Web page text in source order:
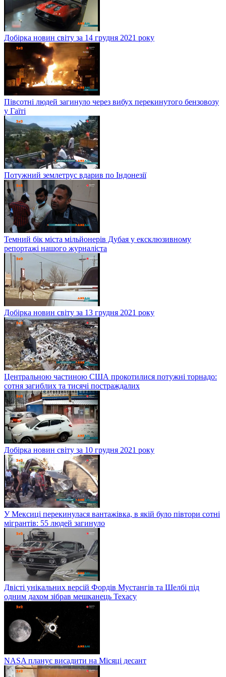
Добірка новин світу за 14 грудня 2021 року
Півсотні людей загинуло через вибух перекинутого бензовозу
у Гаїті
Потужний землетрус вдарив по Індонезії
Темний бік міста мільйонерів Дубая у ексклюзивному
репортажі нашого журналіста
Добірка новин світу за 13 грудня 2021 року
Центральною частиною США прокотилися потужні торнадо:
сотня загиблих та тисячі постраждалих
Добірка новин світу за 10 грудня 2021 року
У Мексиці перекинулася вантажівка, в якій було півтори сотні
мігрантів: 55 людей загинуло
Двісті унікальних версій Фордів Мустангів та Шелбі під
одним дахом зібрав мешканець Техасу
NASA планує висадити на Місяці десант